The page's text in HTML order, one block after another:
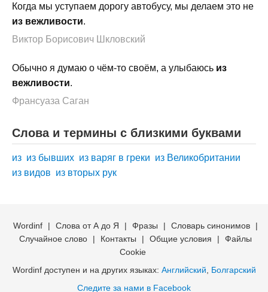
Когда мы уступаем дорогу автобусу, мы делаем это не
из вежливости.
Виктор Борисович Шкловский
Обычно я думаю о чём-то своём, а улыбаюсь из
вежливости.
Франсуаза Саган
Слова и термины с близкими буквами
из из бывших из варяг в греки из Великобритании
из видов из вторых рук
Wordinf | Слова от А до Я | Фразы | Словарь синонимов
|
Случайное слово
| Контакты | Общие условия |
Файлы
Cookie
Wordinf доступен и на других языках: Английский
Болгарский
Следите за нами в Facebook